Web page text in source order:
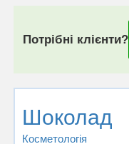
Потрібні клієнти?
Шоколад
Косметологія